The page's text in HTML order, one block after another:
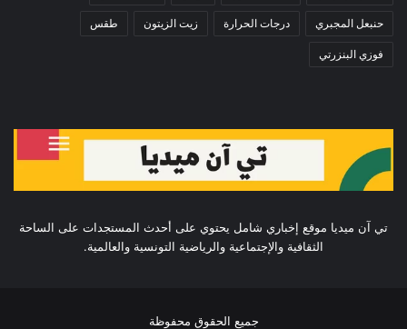
حنبعل المجبري درجات الحرارة زيت الزيتون طقس
فوزي البنزرتي
تي آن ميديا موقع إخباري شامل يحتوي على أحدث المستجدات على الساحة
الثقافية والإجتماعية والرياضية التونسية والعالمية.
جميع الحقوق محفوظة